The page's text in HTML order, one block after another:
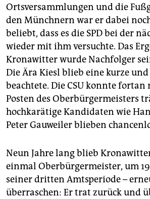
Ortsversammlungen und die
den Münchnern war er dabei
beliebt, dass es die SPD bei der
wieder mit ihm versuchte. Das
Kronawitter wurde Nachfolger
Die Ära Kiesl blieb eine kurze
beachtete. Die CSU konnte fortan
Posten des Oberbürgermeisters
hochkarätige Kandidaten wie
Peter Gauweiler blieben
Neun Jahre lang blieb
einmal Oberbürgermeister, um
seiner dritten Amtsperiode –
überraschen: Er trat zurück und